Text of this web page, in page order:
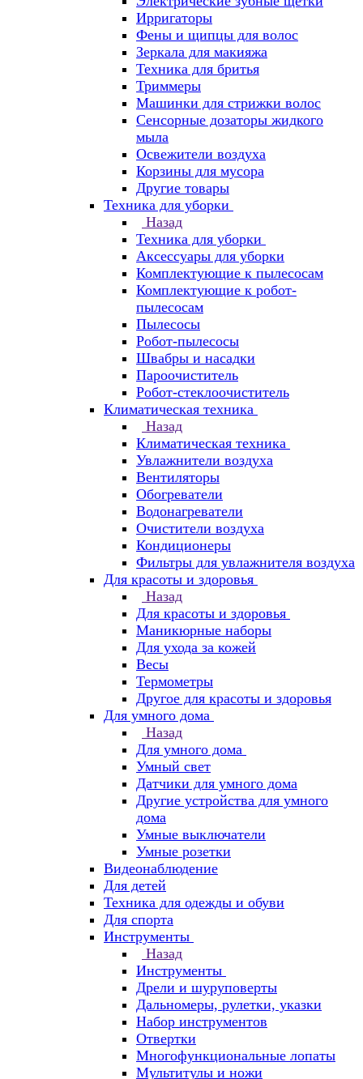
Ирригаторы
Фены и щипцы для волос
Зеркала для макияжа
Техника для бритья
Триммеры
Машинки для стрижки волос
Сенсорные дозаторы жидкого
мыла
Освежители воздуха
Корзины для мусора
Другие товары
Техника для уборки
Назад
Техника для уборки
Аксессуары для уборки
Комплектующие к пылесосам
Комплектующие к робот-
пылесосам
Пылесосы
Робот-пылесосы
Швабры и насадки
Пароочиститель
Робот-стеклоочиститель
Климатическая техника
Назад
Климатическая техника
Увлажнители воздуха
Вентиляторы
Обогреватели
Водонагреватели
Очистители воздуха
Кондиционеры
Фильтры для увлажнителя воздуха
Для красоты и здоровья
Назад
Для красоты и здоровья
Маникюрные наборы
Для ухода за кожей
Весы
Термометры
Другое для красоты и здоровья
Для умного дома
Назад
Для умного дома
Умный свет
Датчики для умного дома
Другие устройства для умного
дома
Умные выключатели
Умные розетки
Видеонаблюдение
Для детей
Техника для одежды и обуви
Для спорта
Инструменты
Назад
Инструменты
Дрели и шуруповерты
Дальномеры, рулетки, указки
Набор инструментов
Отвертки
Многофункциональные лопаты
Мультитулы и ножи